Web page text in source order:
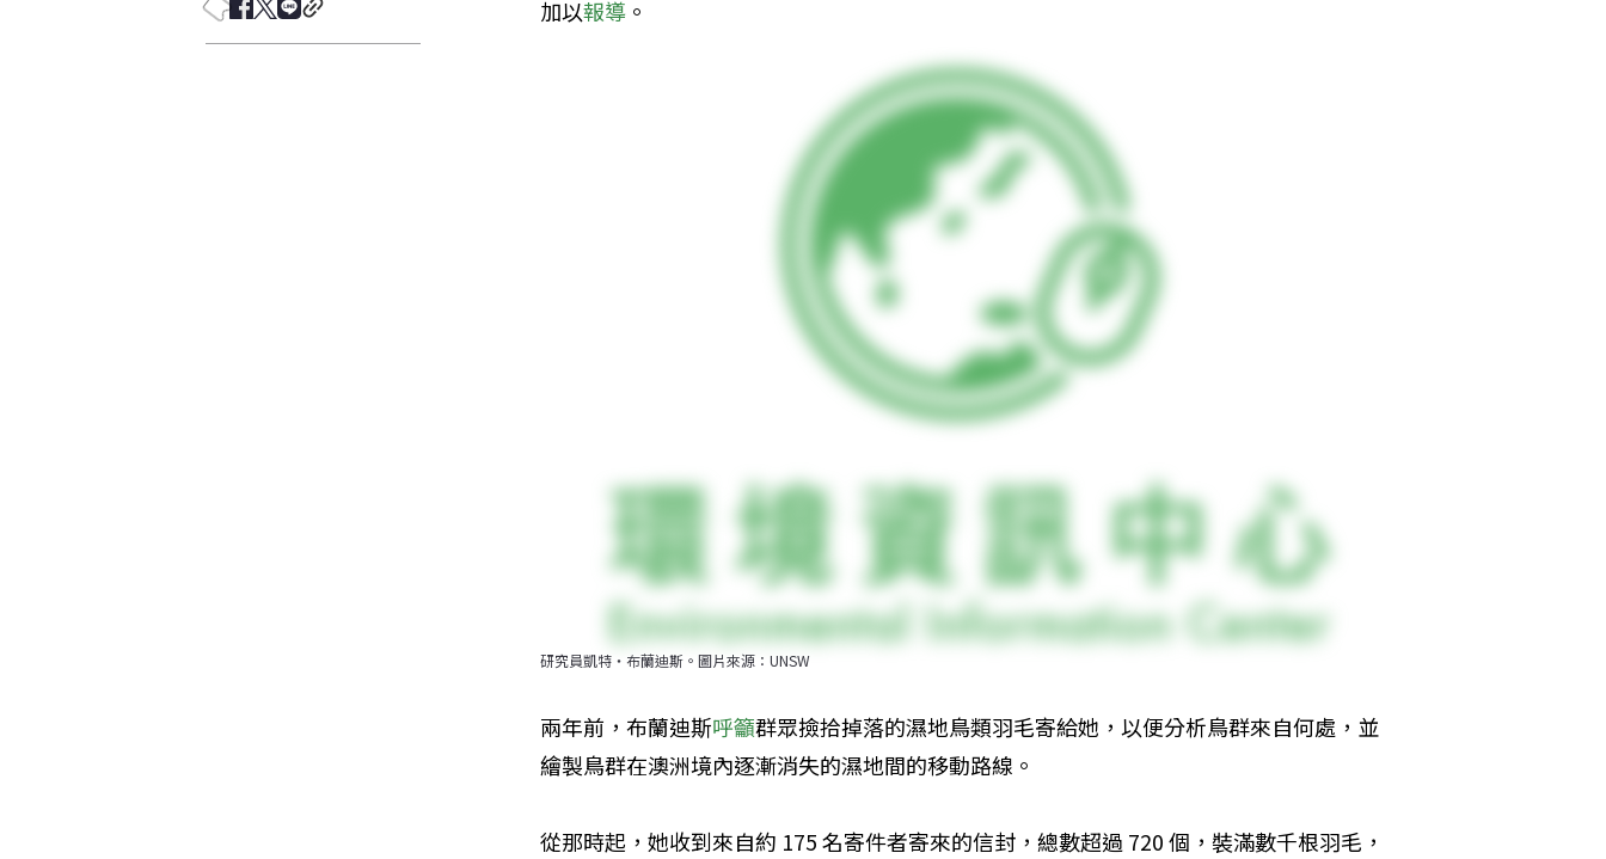
加以報導 。
研究員凱特‧布蘭迪斯。圖片來源：UNSW
兩年前，布蘭迪斯呼籲群眾撿拾掉落的濕地鳥類羽毛寄給她，以便分析鳥群來自何處，並
繪製鳥群在澳洲境內逐漸消失的濕地間的移動路線。
從那時起，她收到來自約 175 名寄件者寄來的信封，總數超過 720 個，裝滿數千根羽毛，